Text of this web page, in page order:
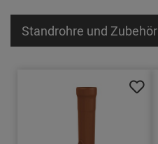
Standrohre und Zubehör